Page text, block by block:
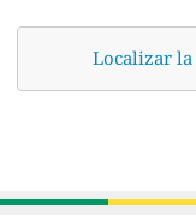
Localizar la